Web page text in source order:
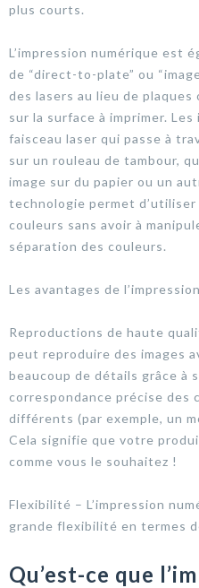
plus courts.
L’impression numérique est
de “direct-to-plate” ou
des lasers au lieu de plaques
sur la surface à imprimer.
faisceau laser qui passe à
sur un rouleau de tambour,
image sur du papier ou un
technologie permet d’utiliser
couleurs sans avoir à
séparation des couleurs.
Les avantages de
Reproductions de haute
peut reproduire des images
beaucoup de détails grâce à
correspondance précise des
différents (par exemple, un
Cela signifie que votre
comme vous le souhaitez !
Flexibilité – L’impression
grande flexibilité en termes
Qu’est-ce que